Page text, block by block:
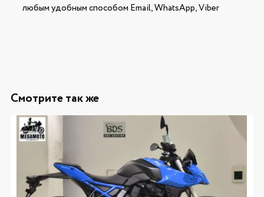
любым удобным способом Email, WhatsApp, Viber
Смотрите так же